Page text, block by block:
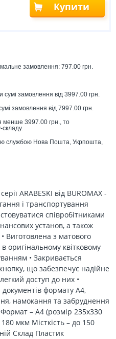
Купити
замовлення: 797.00 грн.
сумі замовлення від 3997.00 грн.
замовлення від 7997.00 грн.
3997.00 грн., то
службою Нова Пошта, Укрпошта,
ARABESKI від BUROMAX -
і транспортування
співробітниками
установ, а також
Виготовлена з матового
оригінальному квітковому
• Закривається
що забезпечує надійне
доступ до них •
документів формату А4,
намокання та забруднення
– А4 (розмір 235x330
мкм Місткість – до 150
Склад Пластик